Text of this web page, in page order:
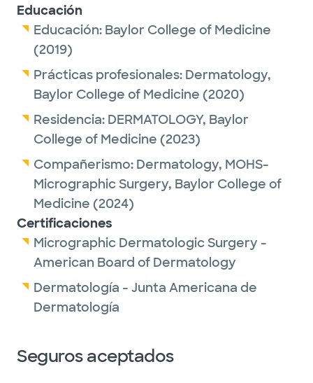
Educación
Educación: Baylor College of Medicine
(2019)
Prácticas profesionales: Dermatology,
Baylor College of Medicine (2020)
Residencia: DERMATOLOGY, Baylor
College of Medicine (2023)
Compañerismo: Dermatology, MOHS-
Micrographic Surgery, Baylor College of
Medicine (2024)
Certificaciones
Micrographic Dermatologic Surgery -
American Board of Dermatology
Dermatología - Junta Americana de
Dermatología
Seguros aceptados